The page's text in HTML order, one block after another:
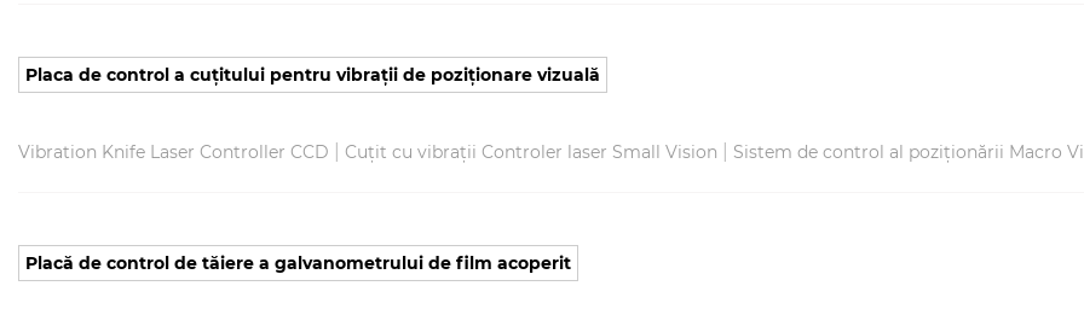
Placa de control a cuțitului pentru vibrații de poziționare vizuală
Vibration Knife Laser Controller CCD Cuțit cu vibrații Controler laser Small Vision Sistem de control al poziționării Macro
Placă de control de tăiere a galvanometrului de film acoperit